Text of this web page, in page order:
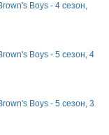
Boys - 4 сезон,
Boys - 5 сезон, 4
Boys - 5 сезон, 3